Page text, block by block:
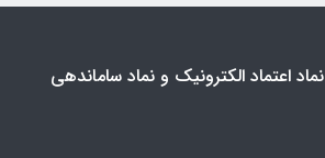
نماد اعتماد الکترونیک و نماد ساماندهی